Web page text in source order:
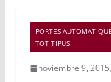
PORTES
TOT TIPUS
noviembre 9, 2015